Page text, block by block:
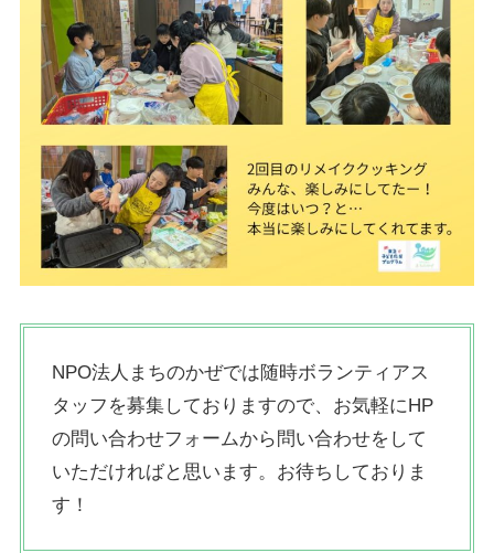
NPO法人まちのかぜでは随時ボランティアス
タッフを募集しておりますので、お気軽にHP
の問い合わせフォームから問い合わせをして
いただければと思います。お待ちしておりま
す！